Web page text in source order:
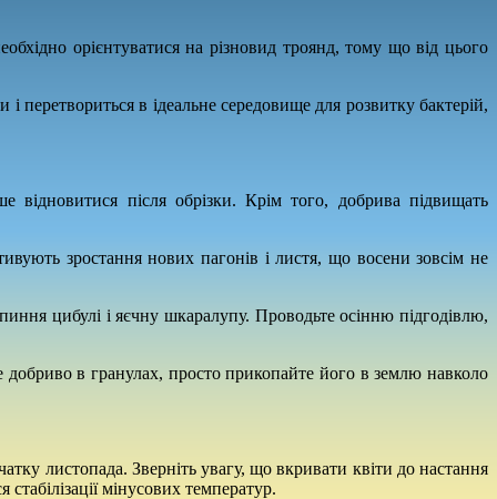
орієнтуватися на різновид троянд, тому що від цього
в ідеальне середовище для розвитку бактерій,
відновитися після обрізки. Крім того, добрива підвищать
зростання нових пагонів і листя, що восени зовсім не
цибулі і яєчну шкаралупу. Проводьте осінню підгодівлю,
в гранулах, просто прикопайте його в землю навколо
листопада. Зверніть увагу, що вкривати квіти до настання
мінусових температур.